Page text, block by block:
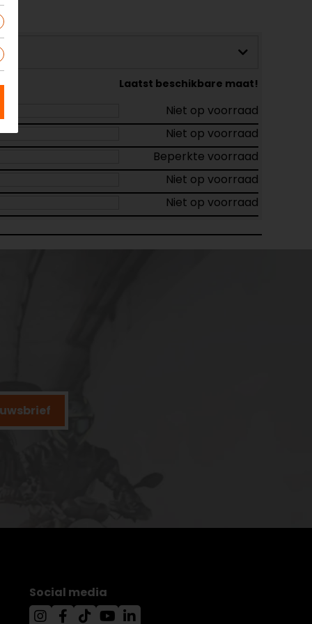
Laatst beschikbare maat!
Niet op voorraad
Niet op voorraad
Beperkte voorraad
Niet op voorraad
Niet op voorraad
Social media